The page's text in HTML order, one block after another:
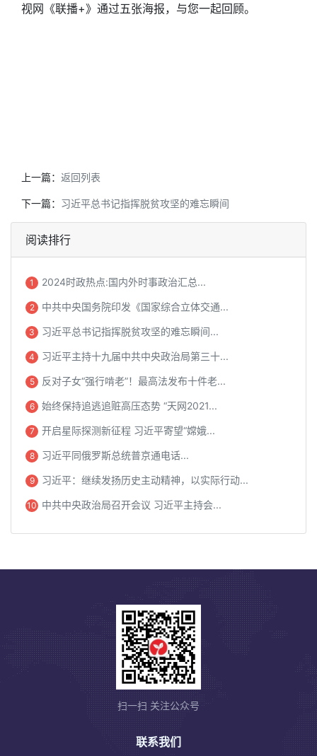
视网《联播+》通过五张海报，与您一起回顾。
上一篇： 返回列表
下一篇： 习近平总书记指挥脱贫攻坚的难忘瞬间
阅读排行
1 2024时政热点:国内外时事政治汇总...
2 中共中央国务院印发《国家综合立体交通...
3 习近平总书记指挥脱贫攻坚的难忘瞬间...
4 习近平主持十九届中共中央政治局第三十...
5 反对子女“强行啃老”！最高法发布十件老...
6 始终保持追逃追赃高压态势 “天网2021...
7 开启星际探测新征程 习近平寄望“嫦娥...
8 习近平同俄罗斯总统普京通电话...
9 习近平：继续发扬历史主动精神，以实际行动...
10 中共中央政治局召开会议 习近平主持会...
扫一扫 关注公众号
联系我们